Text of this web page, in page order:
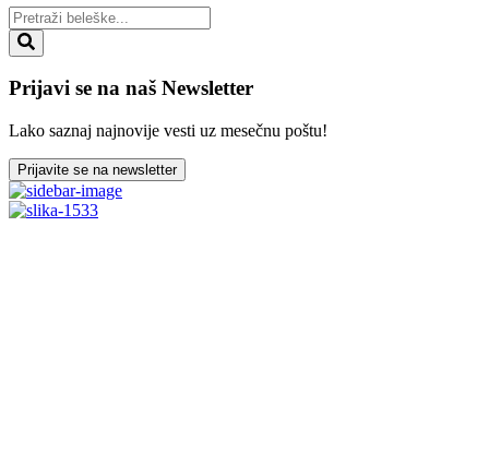
Prijavi se na naš Newsletter
Lako saznaj najnovije vesti uz mesečnu poštu!
Prijavite se na newsletter